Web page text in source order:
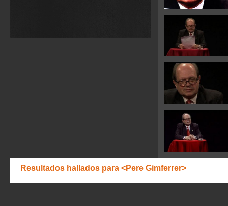
Resultados hallados para <Pere Gimferrer>